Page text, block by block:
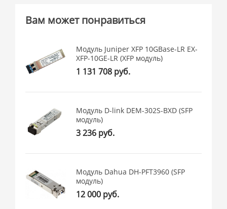
Вам может понравиться
Модуль Juniper XFP 10GBase-LR EX-
XFP-10GE-LR (XFP модуль)
1 131 708 руб.
Модуль D-link DEM-302S-BXD (SFP
модуль)
3 236 руб.
Модуль Dahua DH-PFT3960 (SFP
модуль)
12 000 руб.